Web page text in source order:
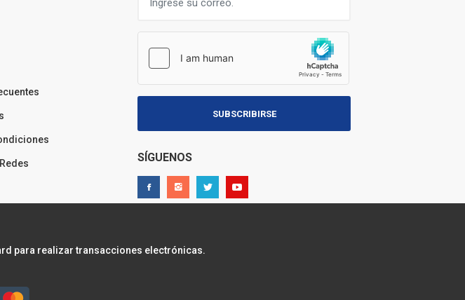
SUBSCRIBIRSE
SÍGUENOS
para realizar transacciones electrónicas.